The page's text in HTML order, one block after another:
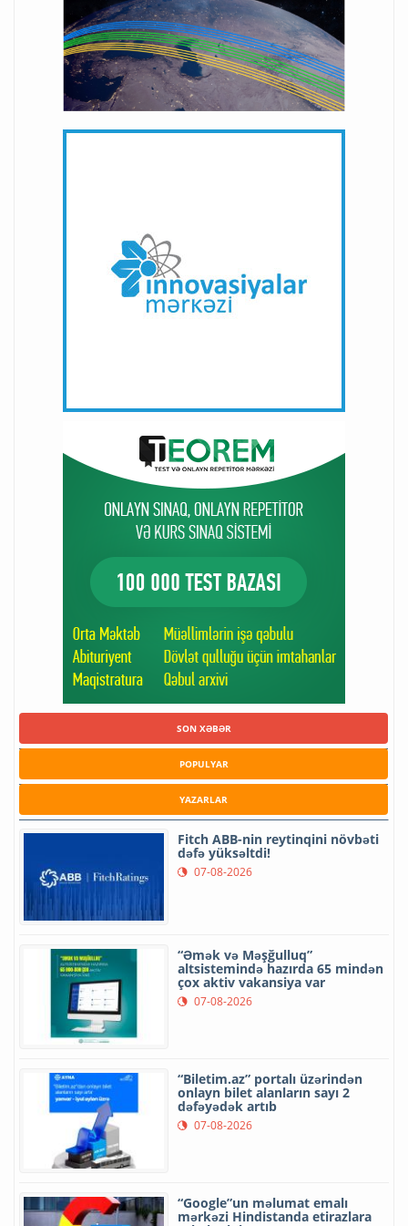
SON XƏBƏR
POPULYAR
YAZARLAR
Fitch ABB-nin reytinqini növbəti
dəfə yüksəltdi!
07-08-2026
“Əmək və Məşğulluq”
altsistemində hazırda 65 mindən
çox aktiv vakansiya var
07-08-2026
“Biletim.az” portalı üzərindən
onlayn bilet alanların sayı 2
dəfəyədək artıb
07-08-2026
“Google”un məlumat emalı
mərkəzi Hindistanda etirazlara